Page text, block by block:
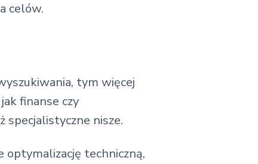
celów.
tym więcej
finanse czy
specjalistyczne nisze.
optymalizację techniczną,